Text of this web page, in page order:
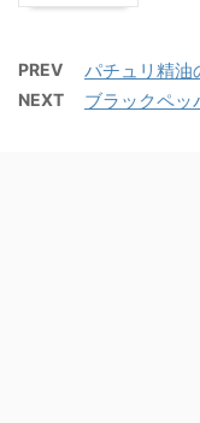
PREV パチュリ精油
NEXT ブラックペッ